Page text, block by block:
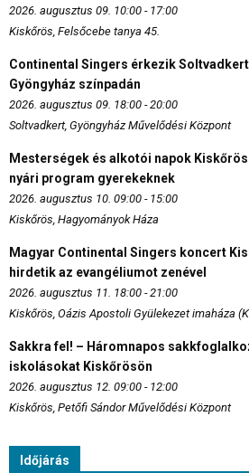
2026. augusztus 09. 10:00 - 17:00
Kiskőrös, Felsőcebe tanya 45.
Continental Singers érkezik
Gyöngyház színpadán
2026. augusztus 09. 18:00 - 20:00
Soltvadkert, Gyöngyház Művelődési Központ
Mesterségek és alkotói napok
nyári program gyerekeknek
2026. augusztus 10. 09:00 - 15:00
Kiskőrös, Hagyományok Háza
Magyar Continental Singers koncert
hirdetik az evangéliumot zenével
2026. augusztus 11. 18:00 - 21:00
Kiskőrös, Oázis Apostoli Gyülekezet imaháza
Sakkra fel! – Háromnapos
iskolásokat Kiskőrösön
2026. augusztus 12. 09:00 - 12:00
Kiskőrös, Petőfi Sándor Művelődési Központ
Időjárás